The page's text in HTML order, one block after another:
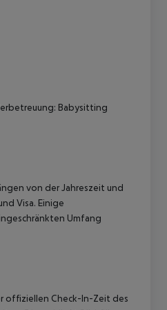
Babysitting
von der Jahreszeit und
Visa. Einige
Umfang
offiziellen Check-In-Zeit des